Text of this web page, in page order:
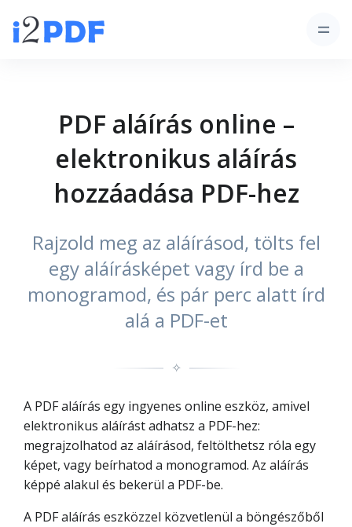
PDF aláírás online –
elektronikus aláírás
hozzáadása PDF-hez
Rajzold meg az aláírásod, tölts fel
egy aláírásképet vagy írd be a
monogramod, és pár perc alatt írd
alá a PDF-et
✧
A PDF aláírás egy ingyenes online eszköz, amivel
elektronikus aláírást adhatsz a PDF-hez:
megrajzolhatod az aláírásod, feltölthetsz róla egy
képet, vagy beírhatod a monogramod. Az aláírás
képpé alakul és bekerül a PDF-be.
A PDF aláírás eszközzel közvetlenül a böngészőből